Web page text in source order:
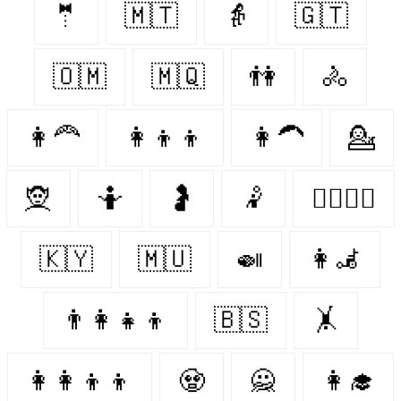
🤵‍ 🇲🇹 👵 🇬🇹
🇴🇲 🇲🇶 👫 🚴‍
👩‍🦰 👩‍👦‍👦 👩‍🦱 💁‍
🧝‍ 🤷‍ 🤰 🤾‍ 👩‍❤️‍💋‍👨
🇰🇾 🇲🇺 🍛 👩‍🦼
👨‍👩‍👧‍👦 🇧🇸 🤸‍
👩‍👩‍👦‍👦 🧟‍ 🙅‍ 👩‍🎓